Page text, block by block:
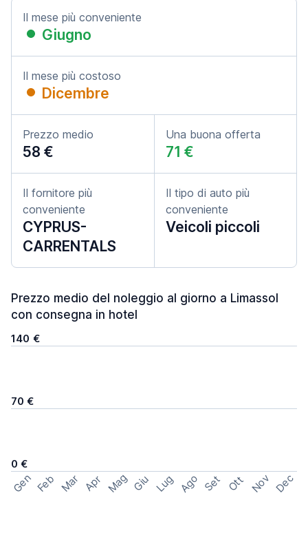
Il mese più conveniente
Giugno
Il mese più costoso
Dicembre
Prezzo medio
58 €
Una buona offerta
71 €
Il fornitore più
conveniente
CYPRUS-
CARRENTALS
Il tipo di auto più
conveniente
Veicoli piccoli
Prezzo medio del noleggio al giorno a Limassol
con consegna in hotel
140 €
70 €
0 €
Gen Feb Mar Apr Mag Giu Lug Ago Set Ott Nov Dec